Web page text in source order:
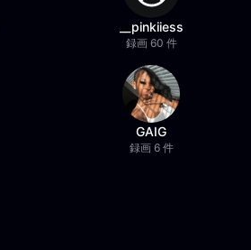
__pinkiiess
録画 60 件
GAIG
録画 6 件